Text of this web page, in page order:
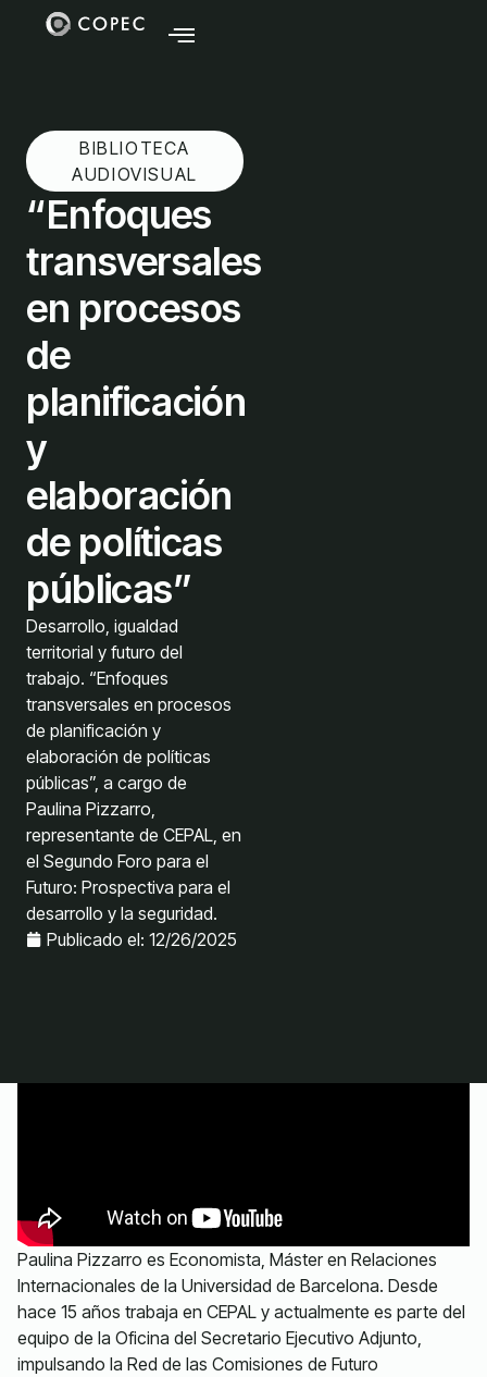
BIBLIOTECA
AUDIOVISUAL
“Enfoques
transversales
en procesos
de
planificación
y
elaboración
de políticas
públicas”
Desarrollo, igualdad
territorial y futuro del
trabajo. “Enfoques
transversales en procesos
de planificación y
elaboración de políticas
públicas”, a cargo de
Paulina Pizzarro,
representante de CEPAL, en
el Segundo Foro para el
Futuro: Prospectiva para el
desarrollo y la seguridad.
Publicado el: 12/26/2025
Paulina Pizzarro es Economista, Máster en Relaciones
Internacionales de la Universidad de Barcelona. Desde
hace 15 años trabaja en CEPAL y actualmente es parte del
equipo de la Oficina del Secretario Ejecutivo Adjunto,
impulsando la Red de las Comisiones de Futuro